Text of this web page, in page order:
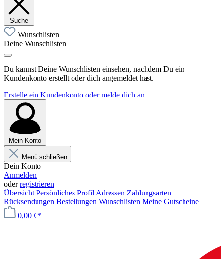
Suche
Wunschlisten
Deine Wunschlisten
Du kannst Deine Wunschlisten einsehen, nachdem Du ein
Kundenkonto erstellt oder dich angemeldet hast.
Erstelle ein Kundenkonto oder melde dich an
Mein Konto
Menü schließen
Dein Konto
Anmelden
oderregistrieren
Übersicht Persönliches Profil Adressen Zahlungsarten
Rücksendungen Bestellungen Wunschlisten Meine Gutscheine
0,00 €*